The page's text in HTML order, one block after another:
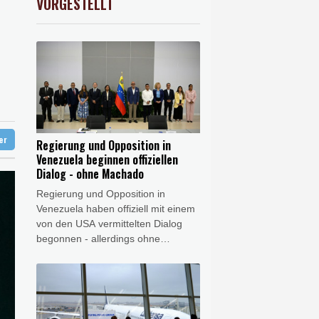
Vergeltung an
Vergeltung an
0.32%
Regierung und Opposition in
Venezuela beginnen offiziellen
Dialog - ohne Machado
Regierung und Opposition in
Venezuela haben offiziell mit einem
von den USA vermittelten Dialog
begonnen - allerdings ohne
Corina Machado. Bei den
Gesprächen solle es um die
Stärkung der Demokratie und die
Garantie politischer Rechte gehen,